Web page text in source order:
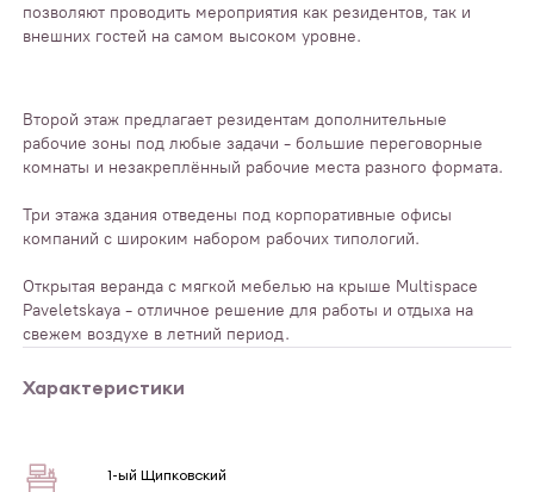
позволяют проводить мероприятия как резидентов, так и
внешних гостей на самом высоком уровне.
Второй этаж предлагает резидентам дополнительные
рабочие зоны под любые задачи - большие переговорные
комнаты и незакреплённый рабочие места разного формата.
Три этажа здания отведены под корпоративные офисы
компаний с широким набором рабочих типологий.
Открытая веранда с мягкой мебелью на крыше Multispace
Paveletskaya - отличное решение для работы и отдыха на
свежем воздухе в летний период.
Характеристики
1-ый Щипковский